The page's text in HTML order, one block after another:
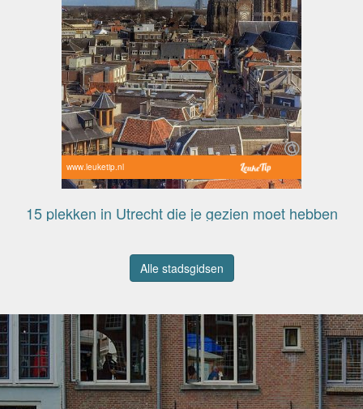
www.leuketip.nl
15 plekken in Utrecht die je gezien moet hebben
Alle stadsgidsen